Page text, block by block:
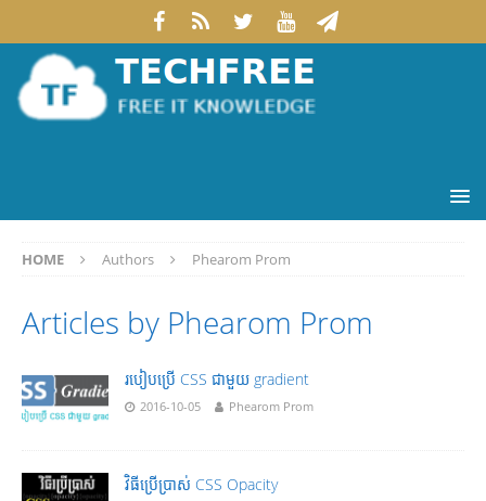
HOME Authors Phearom Prom
Articles by Phearom Prom
របៀបប្រើ CSS ជាមួយ gradient
2016-10-05 Phearom Prom
វិធីប្រើប្រាស់ CSS Opacity